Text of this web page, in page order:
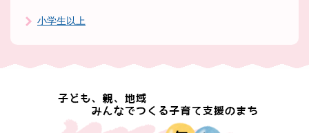
小学生以上